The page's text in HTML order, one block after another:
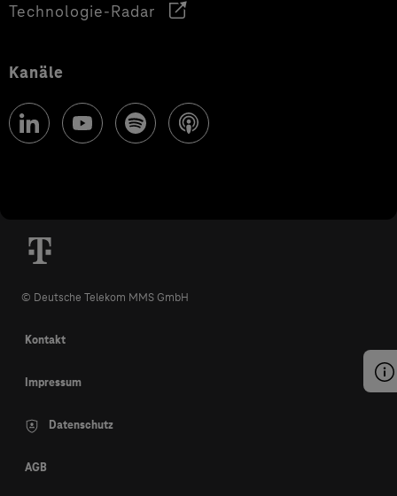
Technologie-Radar
Kanäle
© Deutsche Telekom MMS GmbH
Kontakt
Impressum
Datenschutz
AGB